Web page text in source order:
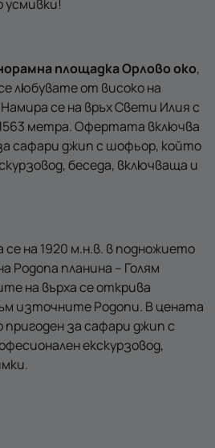
усмивки!
площадка Орлово око,
любувате от високо на
се на връх Свети Илия с
метра. Офертата включва
сафари джип с шофьор, който
беседа, включваща и
се на 1920 м.н.в. в подножието
Родопа планина – Голям
на върха се открива
източните Родопи. В цената
пригоден за сафари джип с
екскурзовод,